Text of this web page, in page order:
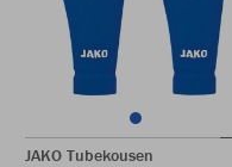
JAKO Tubekousen